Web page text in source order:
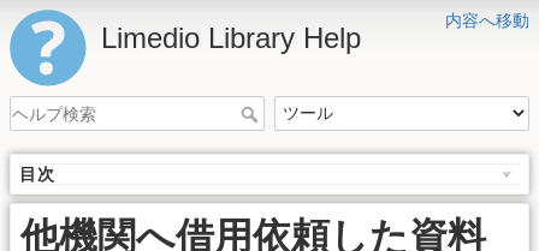
内容へ移動
Limedio Library Help
目次
他機関へ借用依頼した資料